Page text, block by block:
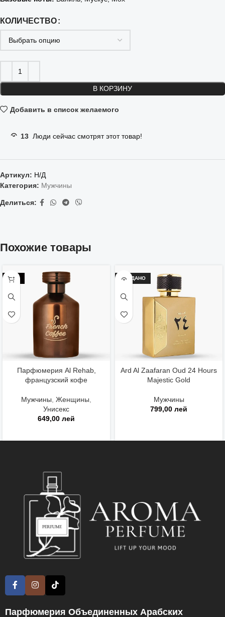
КОЛИЧЕСТВО
В КОРЗИНУ
Добавить в список желаемого
13 Люди сейчас смотрят этот товар!
Артикул: Н/Д
Категория: Мужчины
Делиться:
Похожие товары
-25%
Парфюмерия Al Rehab,
французский кофе
Мужчины, Женщины,
Унисекс
649,00 лей
ПРОДАНО
Ard Al Zaafaran Oud 24 Hours
Majestic Gold
Мужчины
799,00 лей
Парфюмерия Объединенных Арабских